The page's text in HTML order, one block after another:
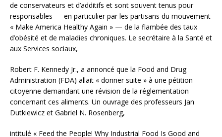
de conservateurs et d’additifs et sont souvent tenus pour
responsables — en particulier par les partisans du mouvement
« Make America Healthy Again » — de la flambée des taux
d’obésité et de maladies chroniques. Le secrétaire à la Santé et
aux Services sociaux,
Robert F. Kennedy Jr., a annoncé que la Food and Drug
Administration (FDA) allait « donner suite » à une pétition
citoyenne demandant une révision de la réglementation
concernant ces aliments. Un ouvrage des professeurs Jan
Dutkiewicz et Gabriel N. Rosenberg,
intitulé « Feed the People! Why Industrial Food Is Good and